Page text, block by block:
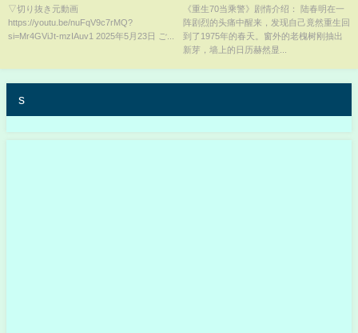
▽切り抜き元動画
https://youtu.be/nuFqV9c7rMQ?
si=Mr4GViJt-mzIAuv1 2025年5月23日 ご...
人生! #沙雕动画 | 重生70当乘警
《重生70当乘警》剧情介绍： 陆春明在一
阵剧烈的头痛中醒来，发现自己竟然重生回
到了1975年的春天。窗外的老槐树刚抽出
新芽，墙上的日历赫然显...
s